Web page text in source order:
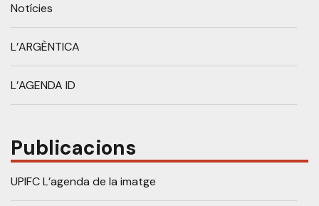
Notícies
L’ARGÈNTICA
L’AGENDA ID
Publicacions
UPIFC L’agenda de la imatge